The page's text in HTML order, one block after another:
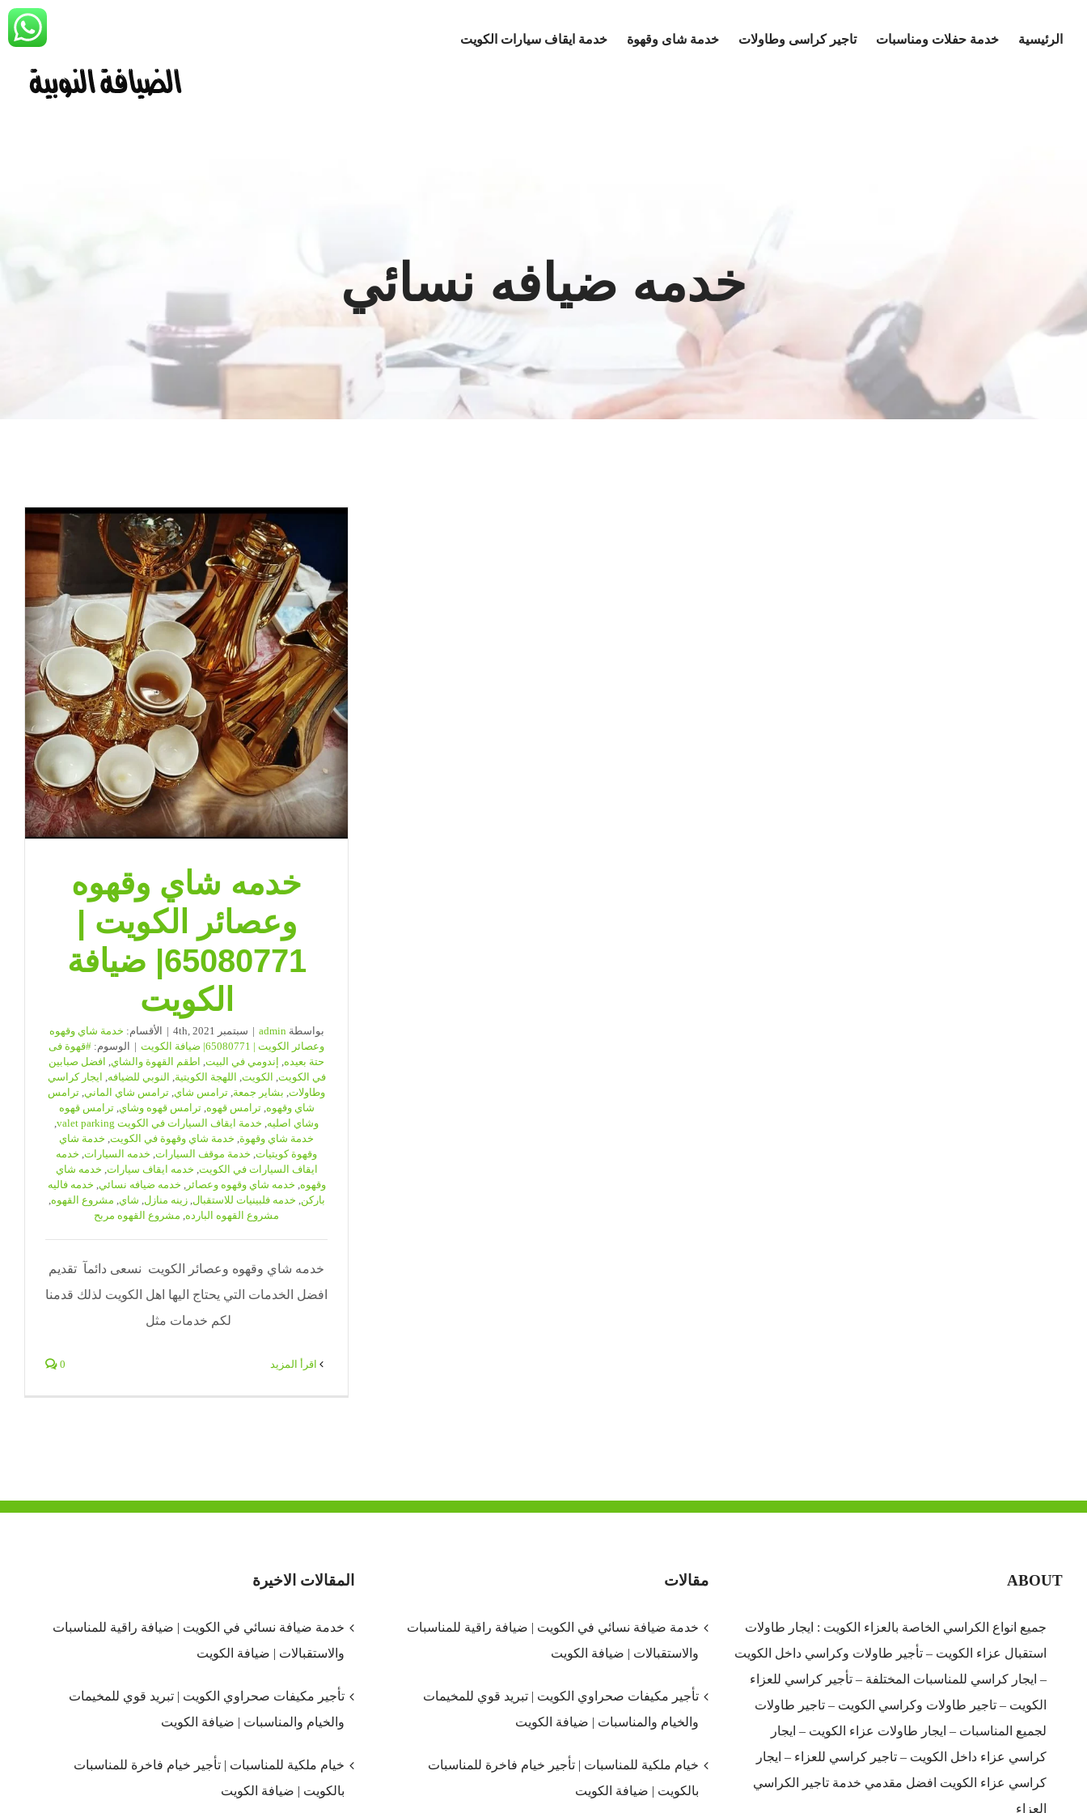
الرئيسية خدمة حفلات ومناسبات تاجير كراسى وطاولات خدمة شاى وقهوة خدمة ايقاف سيارات الكويت
خدمه ضيافه نسائي
خدمه شاي وقهوه
وعصائر الكويت |
65080771| ضيافة
الكويت
بواسطة admin
| سبتمبر 4th, 2021 | الأقسام: خدمة شاي وقهوه
وعصائر الكويت | 65080771| ضيافة الكويت
| الوسوم: #قهوة فى
حتة بعيده
إندومي في البيت, اطقم القهوة والشاي
افضل صبابين
في الكويت
الكويت اللهجة الكويتية النوبي للضيافه
ايجار كراسي
وطاولات, بشاير جمعة ترامس شاي ترامس شاي الماني ترامس
شاي وقهوه ,ترامس قهوه ,ترامس قهوه وشاي ,ترامس قهوه
وشاي اصليه خدمة ايقاف السيارات في الكويت valet parking
,
خدمة شاي وقهوة خدمة شاي وقهوة في الكويت, خدمة شاي
وقهوة كويتيات, خدمة موقف السيارات, خدمه السيارات, خدمه
ايقاف السيارات في الكويت خدمه ايقاف سيارات خدمه شاي
وقهوه خدمه شاي وقهوه وعصائر خدمه ضيافه نسائي خدمه فاليه
باركن خدمه فلبينيات للاستقبال ,زينه منازل شاي مشروع القهوه
مشروع القهوه البارده مشروع القهوه مربح
خدمه شاي وقهوه وعصائر الكويت نسعى دائمآ تقديم
افضل الخدمات التي يحتاج اليها اهل الكويت لذلك قدمنا
لكم خدمات مثل
‫اقرأ المزيد 0
ABOUT
جميع انواع الكراسي الخاصة بالعزاء الكويت : ايجار طاولات
استقبال عزاء الكويت – تأجير طاولات وكراسي داخل الكويت
– ايجار كراسي للمناسبات المختلفة – تأجير كراسي للعزاء
الكويت – تاجير طاولات وكراسي الكويت – تاجير طاولات
لجميع المناسبات – ايجار طاولات عزاء الكويت – ايجار
كراسي عزاء داخل الكويت – تاجير كراسي للعزاء – ايجار
كراسي عزاء الكويت افضل مقدمي خدمة تاجير الكراسي
العزاء
مقالات
خدمة ضيافة نسائي في الكويت | ضيافة راقية للمناسبات
والاستقبالات | ضيافة الكويت
تأجير مكيفات صحراوي الكويت | تبريد قوي للمخيمات
والخيام والمناسبات | ضيافة الكويت
خيام ملكية للمناسبات | تأجير خيام فاخرة للمناسبات
بالكويت | ضيافة الكويت
المقالات الاخيرة
خدمة ضيافة نسائي في الكويت | ضيافة راقية للمناسبات
والاستقبالات | ضيافة الكويت
تأجير مكيفات صحراوي الكويت | تبريد قوي للمخيمات
والخيام والمناسبات | ضيافة الكويت
خيام ملكية للمناسبات | تأجير خيام فاخرة للمناسبات
بالكويت | ضيافة الكويت